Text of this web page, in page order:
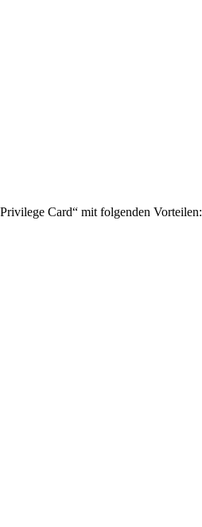
Card“ mit folgenden Vorteilen: